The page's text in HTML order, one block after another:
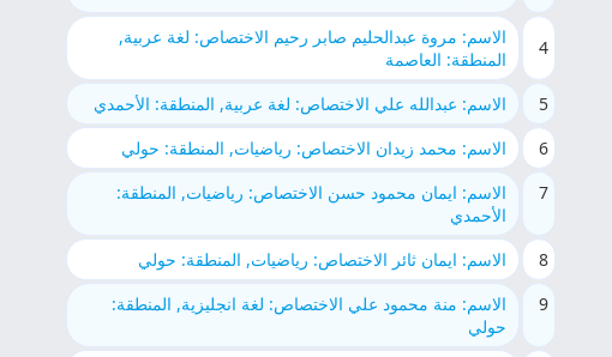
4
الاسم: مروة عبدالحليم صابر رحيم الاختصاص: لغة عربية,
المنطقة: العاصمة
5
الاسم: عبدالله علي الاختصاص: لغة عربية, المنطقة: الأحمدي
6
الاسم: محمد زيدان الاختصاص: رياضيات, المنطقة: حولي
7
الاسم: ايمان محمود حسن الاختصاص: رياضيات, المنطقة:
الأحمدي
8
الاسم: ايمان ثائر الاختصاص: رياضيات, المنطقة: حولي
9
الاسم: منة محمود علي الاختصاص: لغة انجليزية, المنطقة:
حولي